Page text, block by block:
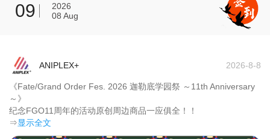
09
2026
08 Aug
ANIPLEX+ 2026-8-8
《Fate/Grand Order Fes. 2026 迦勒底学园祭 ～11th Anniversary
～》
⇒显示全文